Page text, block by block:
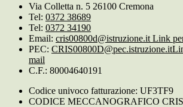
Via Colletta n. 5 26100 Cremona
Tel: 0372 38689
Tel: 0372 34190
Email: cris00800d@istruzione.it Link
PEC: CRIS00800D@pec.istruzione.it
mail
C.F.: 80004640191
Codice univoco fatturazione: UF3TF9
CODICE MECCANOGRAFICO